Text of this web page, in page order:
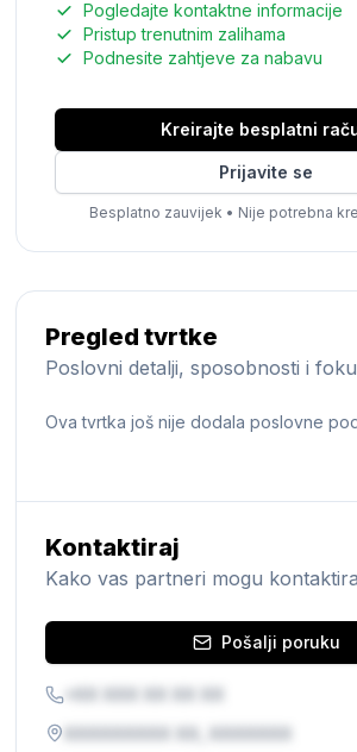
Pogledajte kontaktne informacije
Pristup trenutnim zalihama
Podnesite zahtjeve za nabavu
Kreirajte besplatni
Prijavite se
Besplatno zauvijek • Nije potrebna
Pregled tvrtke
Poslovni detalji, sposobnosti i
Ova tvrtka još nije dodala poslovne
Kontaktiraj
Kako vas partneri mogu
Pošalji poruku